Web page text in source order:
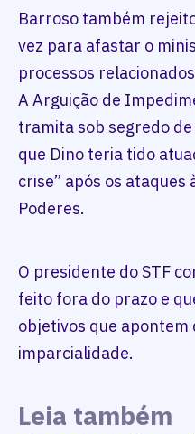
Barroso também
vez para afastar o
processos
A Arguição de
tramita sob segredo
que Dino teria tido
crise” após os ataques
Poderes.
O presidente do STF
feito fora do prazo e
objetivos que apontem
imparcialidade.
Leia também